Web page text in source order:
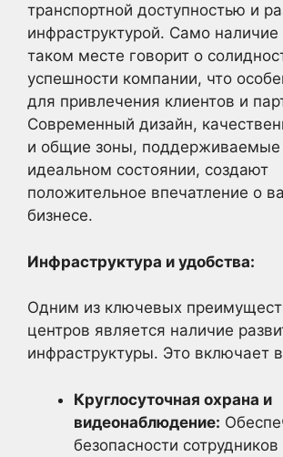
транспортной доступностью и
инфраструктурой. Само наличие
таком месте говорит о
успешности компании, что
для привлечения клиентов и
Современный дизайн,
и общие зоны, поддерживаемые
идеальном состоянии, создают
положительное впечатление о
бизнесе.
Инфраструктура и удобства:
Одним из ключевых
центров является наличие
инфраструктуры. Это включает
Круглосуточная охрана и
видеонаблюдение:
безопасности сотрудников